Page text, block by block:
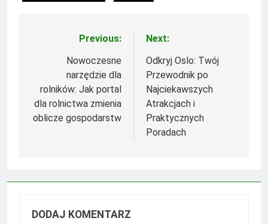
Nawigacja
wpisu
Previous:
Nowoczesne
narzędzie dla
rolników: Jak portal
dla rolnictwa zmienia
oblicze gospodarstw
Next:
Odkryj Oslo: Twój
Przewodnik po
Najciekawszych
Atrakcjach i
Praktycznych
Poradach
DODAJ KOMENTARZ